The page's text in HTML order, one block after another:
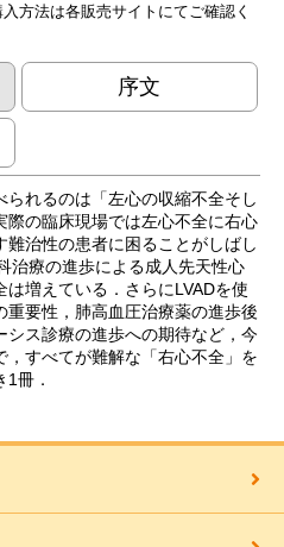
方法は各販売サイトにてご確認く
序文
られるのは「左心の収縮不全そし
の臨床現場では左心不全に右心
治性の患者に困ることがしばし
治療の進歩による成人先天性心
増えている．さらにLVADを使
重要性，肺高血圧治療薬の進歩後
ス診療の進歩への期待など，今
すべてが難解な「右心不全」を
冊．